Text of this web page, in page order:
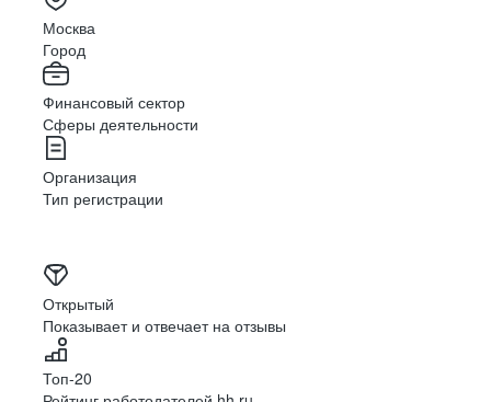
Москва
Город
Финансовый сектор
Сферы деятельности
Организация
Тип регистрации
Открытый
Показывает и отвечает на отзывы
Топ-20